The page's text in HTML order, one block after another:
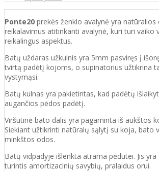
Ponte20 prekės ženklo avalynė yra
reikalavimus atitinkanti avalynė, kuri turi vaiko
reikalingus aspektus.
Batų uždaras užkulnis yra 5mm pasviręs į
tvirtą padėtį kojoms, o supinatorius užtikrina
vystymąsi.
Batų kulnas yra pakietintas, kad padėtų
augančios pėdos padėtį.
Viršutinė bato dalis yra pagaminta iš aukštos
Siekiant užtikrinti natūralų sąlytį su koja, bato
minkštos odos.
Batų vidpadyje išlenkta atrama pėdutei. Jis
turintis amortizacinių savybių, pralaidus orui.